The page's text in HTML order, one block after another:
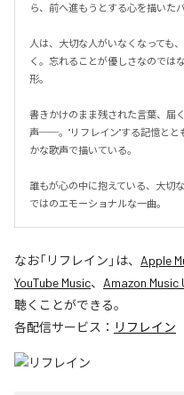
ら、前へ進もうとする心を描いたバ
人は、大切な人がいなくなっても
く。忘れることが優しさなのでは
形。
書きかけのまま残された言葉、届
声──。"リフレイン"する記憶とと
かな歌声で描いている。
誰もが心の中に抱えている、大切
ではのエモーショナルな一曲。
なお「リフレイン 」は、 Apple
YouTube Music、 Amazon Music
聴くことができる。
各配信サービス： リフレイン